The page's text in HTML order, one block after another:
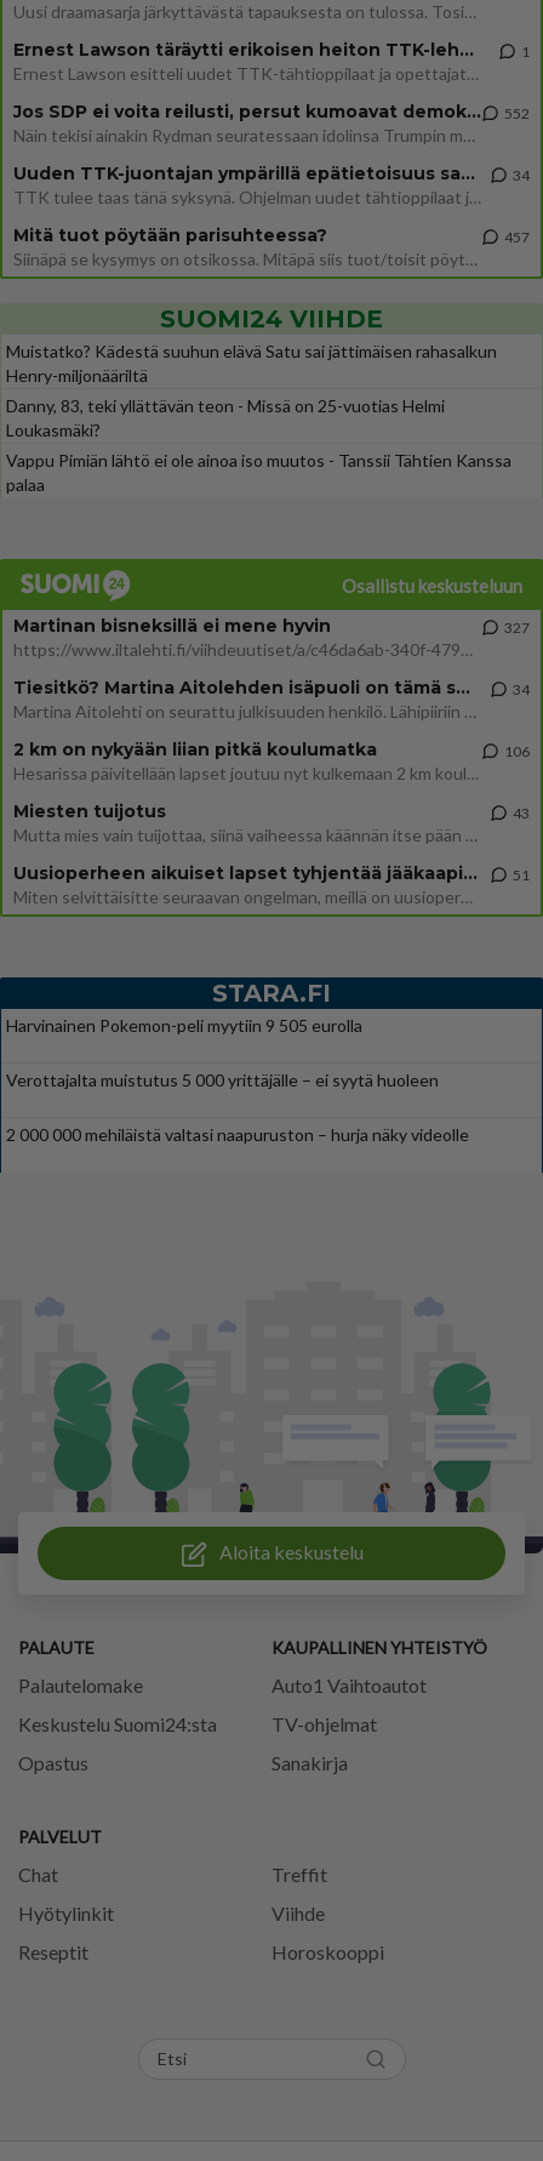
Uusi draamasarja järkyttävästä tapauksesta on tulossa. Tositapahtumiin perustuva sarja ammentaa vuoden 1986 Mikkelin pan
Ernest Lawson täräytti erikoisen heiton TTK-lehdistötilaisuudessa: " Onko tässä tarkoituksena...?"
Ernest Lawson esitteli uudet TTK-tähtioppilaat ja opettajat torstaina 6.8. lehdistölle. Tulevalla kaudella on yksi hausk
1
Jos SDP ei voita reilusti, persut kumoavat demokratian Suomesta
Näin tekisi ainakin Rydman seuratessaan idolinsa Trumpin mallia https://www.is.fi/politiikka/art-2000012187244.html
552
Uuden TTK-juontajan ympärillä epätietoisuus sakenee - Nyt MTV hämmentää soppaa
TTK tulee taas tänä syksynä. Ohjelman uudet tähtioppilaat julkistetaan torstaina 6. elokuuta klo 14 alkavassa lehdistö
34
Mitä tuot pöytään parisuhteessa?
Siinäpä se kysymys on otsikossa. Mitäpä siis tuot/toisit pöytään parisuhteessa? Oletko mies vai nainen? Koetko sen mitä
457
SUOMI24 VIIHDE
Muistatko? Kädestä suuhun elävä Satu sai jättimäisen rahasalkun
Henry-miljonääriltä
Danny, 83, teki yllättävän teon - Missä on 25-vuotias Helmi
Loukasmäki?
Vappu Pimiän lähtö ei ole ainoa iso muutos - Tanssii Tähtien Kanssa
palaa
Osallistu keskusteluun
Martinan bisneksillä ei mene hyvin
https://www.iltalehti.fi/viihdeuutiset/a/c46da6ab-340f-4790-aaa7-0865eed2336 Yrityksen konkurssihakemus on tullut kärä
327
Tiesitkö? Martina Aitolehden isäpuoli on tämä suosittu laulaja
Martina Aitolehti on seurattu julkisuuden henkilö. Lähipiiriin mahtuu muitakin tunnettuja henkilöitä. Tiesitkö, että Ma
34
2 km on nykyään liian pitkä koulumatka
Hesarissa päivitellään lapset joutuu nyt kulkemaan 2 km kouluun jösses. Ruostefillarilla tuo matka menee vaikka miten äk
106
Miesten tuijotus
Mutta mies vain tuijottaa, siinä vaiheessa käännän itse pään pois. Mikä juttu? Yleensä jos joku tuijottaa tai katsoo, hä
43
Uusioperheen aikuiset lapset tyhjentää jääkaapin käydessään
Miten selvittäisitte seuraavan ongelman, meillä on uusioperhe, minulla teini-ikäiset lapset ja puolisolla aikuiset, jotk
51
STARA.FI
Harvinainen Pokemon-peli myytiin 9 505 eurolla
Verottajalta muistutus 5 000 yrittäjälle – ei syytä huoleen
2 000 000 mehiläistä valtasi naapuruston – hurja näky videolle
Aloita keskustelu
PALAUTE
Palautelomake
Keskustelu Suomi24:sta
Opastus
PALVELUT
Chat
Treffit
Hyötylinkit
Viihde
Reseptit
Horoskooppi
KAUPALLINEN YHTEISTYÖ
Auto1 Vaihtoautot
TV-ohjelmat
Sanakirja